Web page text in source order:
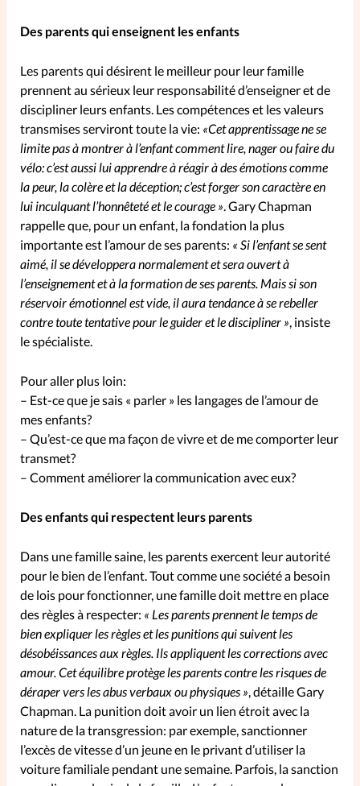
Des parents qui enseignent les enfants
Les parents qui désirent le meilleur pour leur famille
prennent au sérieux leur responsabilité d’enseigner et de
discipliner leurs enfants. Les compétences et les valeurs
transmises serviront toute la vie: «Cet apprentissage ne se
limite pas à montrer à l’enfant comment lire, nager ou faire du
vélo: c’est aussi lui apprendre à réagir à des émotions comme
la peur, la colère et la déception; c’est forger son caractère en
lui inculquant l’honnêteté et le courage » . Gary Chapman
rappelle que, pour un enfant, la fondation la plus
importante est l’amour de ses parents: « Si l’enfant se sent
aimé, il se développera normalement et sera ouvert à
l’enseignement et à la formation de ses parents. Mais si son
réservoir émotionnel est vide, il aura tendance à se rebeller
contre toute tentative pour le guider et le discipliner » , insiste
le spécialiste.
Pour aller plus loin:
– Est-ce que je sais « parler » les langages de l’amour de
mes enfants?
– Qu’est-ce que ma façon de vivre et de me comporter leur
transmet?
– Comment améliorer la communication avec eux?
Des enfants qui respectent leurs parents
Dans une famille saine, les parents exercent leur autorité
pour le bien de l’enfant. Tout comme une société a besoin
de lois pour fonctionner, une famille doit mettre en place
des règles à respecter: « Les parents prennent le temps de
bien expliquer les règles et les punitions qui suivent les
désobéissances aux règles. Ils appliquent les corrections avec
amour. Cet équilibre protège les parents contre les risques de
déraper vers les abus verbaux ou physiques », détaille Gary
Chapman. La punition doit avoir un lien étroit avec la
nature de la transgression: par exemple, sanctionner
l’excès de vitesse d’un jeune en le privant d’utiliser la
voiture familiale pendant une semaine. Parfois, la sanction